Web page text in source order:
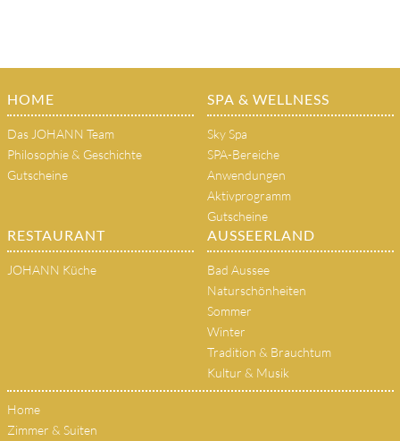
HOME
Das JOHANN Team
Philosophie & Geschichte
Gutscheine
SPA & WELLNESS
Sky Spa
SPA-Bereiche
Anwendungen
Aktivprogramm
Gutscheine
RESTAURANT
JOHANN Küche
AUSSEERLAND
Bad Aussee
Naturschönheiten
Sommer
Winter
Tradition & Brauchtum
Kultur & Musik
Home
Zimmer & Suiten